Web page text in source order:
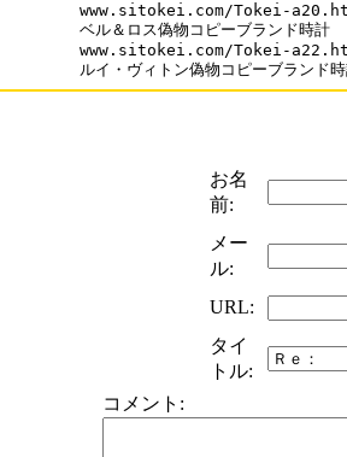
www.sitokei.com/Tokei-
ベル＆ロス偽物コピーブランド時計
www.sitokei.com/Tokei-
お名
前:
メー
ル:
URL:
タイ
トル:
コメント: